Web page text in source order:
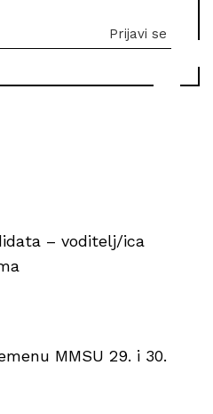
– voditelj/ica
MMSU 29. i 30.